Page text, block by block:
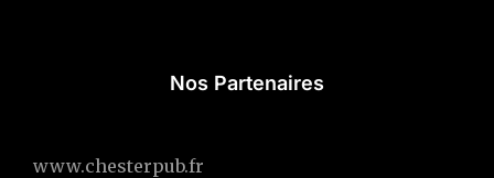
Nos Partenaires
www.chesterpub.fr